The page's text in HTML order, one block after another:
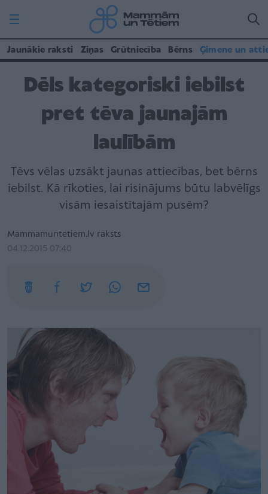
Jaunākie raksti Ziņas Grūtniecība Bērns Ģimene un
Dēls kategoriski iebilst
pret tēva jaunajām
laulībām
Tēvs vēlas uzsākt jaunas attiecības, bet bērns
iebilst. Kā rīkoties, lai risinājums būtu labvēlīgs
visām iesaistītajām pusēm?
Mammamuntetiem.lv raksts
04.12.2015 07:40